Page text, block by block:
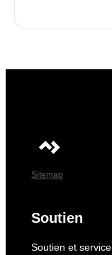
Sitemap
Soutien
Soutien et service